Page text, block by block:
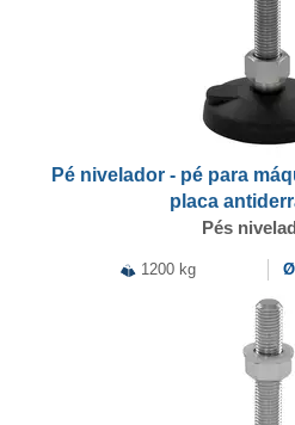
Pé nivelador - pé para
placa
Pés
1200 kg Ø